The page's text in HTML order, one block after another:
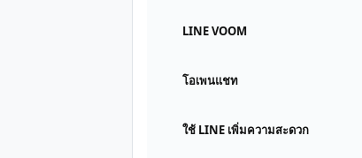
LINE VOOM
โอเพนแชท
ใช้ LINE เพิ่มความสะดวก